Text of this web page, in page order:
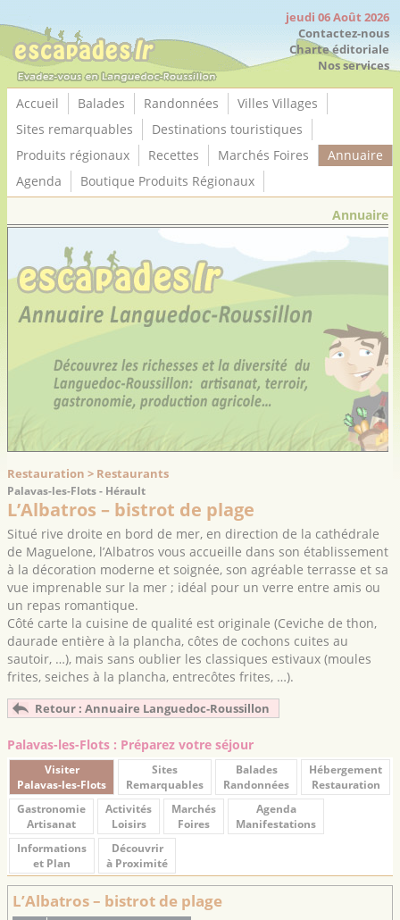
jeudi 06 Août 2026
Contactez-nous
Charte éditoriale
Nos services
Accueil Balades Randonnées
Villes Villages
Sites remarquables
Destinations touristiques
Produits régionaux
Recettes Marchés Foires
Annuaire
Agenda
Boutique Produits Régionaux
Annuaire
Restauration > Restaurants
Palavas-les-Flots - Hérault
L’Albatros – bistrot de plage
Situé rive droite en bord de mer, en direction de la cathédrale
de Maguelone, l’Albatros vous accueille dans son établissement
à la décoration moderne et soignée, son agréable terrasse et sa
vue imprenable sur la mer ; idéal pour un verre entre amis ou
un repas romantique.
Côté carte la cuisine de qualité est originale (Ceviche de thon,
daurade entière à la plancha, côtes de cochons cuites au
sautoir, …), mais sans oublier les classiques estivaux (moules
frites, seiches à la plancha, entrecôtes frites, …).
Retour : Annuaire Languedoc-Roussillon
Palavas-les-Flots : Préparez votre séjour
Visiter
Palavas-les-Flots
Sites
Remarquables
Balades
Randonnées
Hébergement
Restauration
Gastronomie
Artisanat
Activités
Loisirs
Marchés
Foires
Agenda
Manifestations
Informations
et Plan
Découvrir
à Proximité
L’Albatros – bistrot de plage